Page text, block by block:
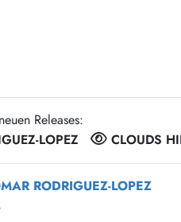
Rock / PopReleases:
LOPEZ
CLOUDS
RODRIGUEZ-LOPEZ